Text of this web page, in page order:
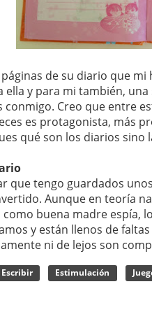
de su diario que
ella y para mi también,
Creo que entre
es protagonista, más
qué son los diarios sino
que tengo guardados
Aunque en teoría
buena madre espía,
y están llenos de
ni de lejos son
Escribir Estimulación